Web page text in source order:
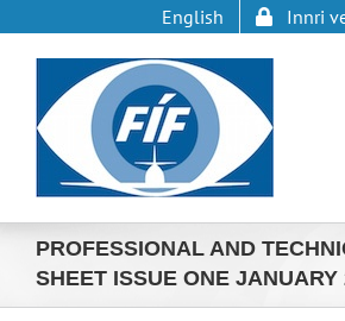
English Innri
PROFESSIONAL AND
SHEET ISSUE ONE JANUARY